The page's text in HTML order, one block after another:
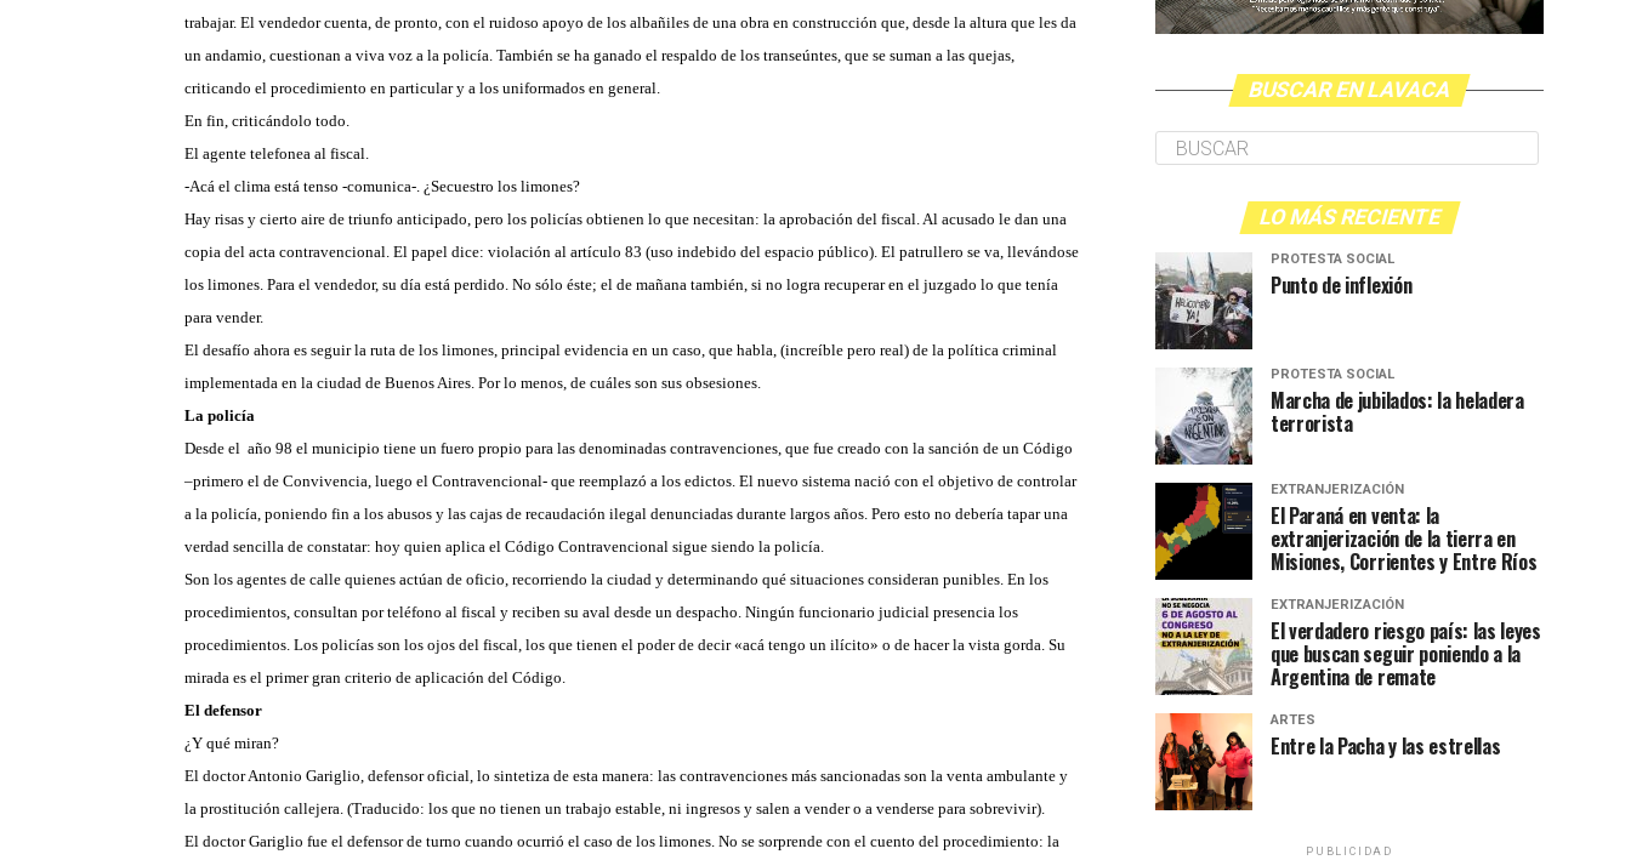
trabajar. El vendedor cuenta, de pronto, con el ruidoso apoyo de los albañiles de una obra en construcción que, desde la altura que les da
un andamio, cuestionan a viva voz a la policía. También se ha ganado el respaldo de los transeúntes, que se suman a las quejas,
criticando el procedimiento en particular y a los uniformados en general.
En fin, criticándolo todo.
El agente telefonea al fiscal.
-Acá el clima está tenso -comunica-. ¿Secuestro los limones?
Hay risas y cierto aire de triunfo anticipado, pero los policías obtienen lo que necesitan: la aprobación del fiscal. Al acusado le dan una
copia del acta contravencional. El papel dice: violación al artículo 83 (uso indebido del espacio público). El patrullero se va, llevándose
los limones. Para el vendedor, su día está perdido. No sólo éste; el de mañana también, si no logra recuperar en el juzgado lo que tenía
para vender.
El desafío ahora es seguir la ruta de los limones, principal evidencia en un caso, que habla, (increíble pero real) de la política criminal
implementada en la ciudad de Buenos Aires. Por lo menos, de cuáles son sus obsesiones.
La policía
Desde el año 98 el municipio tiene un fuero propio para las denominadas contravenciones, que fue creado con la sanción de un Código
–primero el de Convivencia, luego el Contravencional- que reemplazó a los edictos. El nuevo sistema nació con el objetivo de controlar
a la policía, poniendo fin a los abusos y las cajas de recaudación ilegal denunciadas durante largos años. Pero esto no debería tapar una
verdad sencilla de constatar: hoy quien aplica el Código Contravencional sigue siendo la policía.
Son los agentes de calle quienes actúan de oficio, recorriendo la ciudad y determinando qué situaciones consideran punibles. En los
procedimientos, consultan por teléfono al fiscal y reciben su aval desde un despacho. Ningún funcionario judicial presencia los
procedimientos. Los policías son los ojos del fiscal, los que tienen el poder de decir «acá tengo un ilícito» o de hacer la vista gorda. Su
mirada es el primer gran criterio de aplicación del Código.
El defensor
¿Y qué miran?
El doctor Antonio Gariglio, defensor oficial, lo sintetiza de esta manera: las contravenciones más sancionadas son la venta ambulante y
la prostitución callejera. (Traducido: los que no tienen un trabajo estable, ni ingresos y salen a vender o a venderse para sobrevivir).
El doctor Gariglio fue el defensor de turno cuando ocurrió el caso de los limones. No se sorprende con el cuento del procedimiento: la
BUSCAR EN LAVACA
LO MÁS RECIENTE
PROTESTA SOCIAL
Punto de inflexión
PROTESTA SOCIAL
Marcha de jubilados: la heladera
terrorista
EXTRANJERIZACIÓN
El Paraná en venta: la
extranjerización de la tierra en
Misiones, Corrientes y Entre Ríos
EXTRANJERIZACIÓN
El verdadero riesgo país: las leyes
que buscan seguir poniendo a la
Argentina de remate
ARTES
Entre la Pacha y las estrellas
PUBLICIDAD